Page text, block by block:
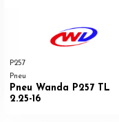
P257
Pneu
Pneu Wanda P257 TL
2.25-16